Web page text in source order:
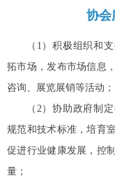
协会
（1）积极组织和
拓市场，发布市场信息
咨询、展览展销等活动；
（2）协助政府制
规范和技术标准，培育
促进行业健康发展，控
量；